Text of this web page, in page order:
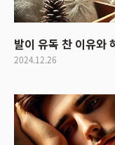
발이 유독 찬 이유와
2024.12.26